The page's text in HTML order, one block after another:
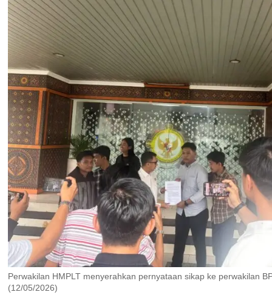
Perwakilan HMPLT menyerahkan pernyataan sikap ke perwakilan
(12/05/2026)